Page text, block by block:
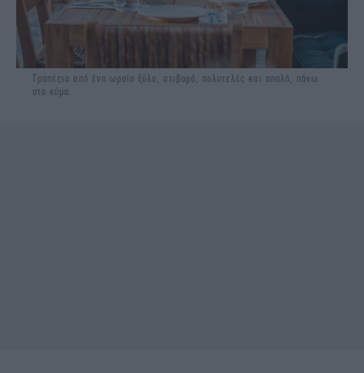
Τραπέζια από ένα ωραίο ξύλο, στιβαρό, πολυτελές και απαλό, πάνω
στο κύμα.